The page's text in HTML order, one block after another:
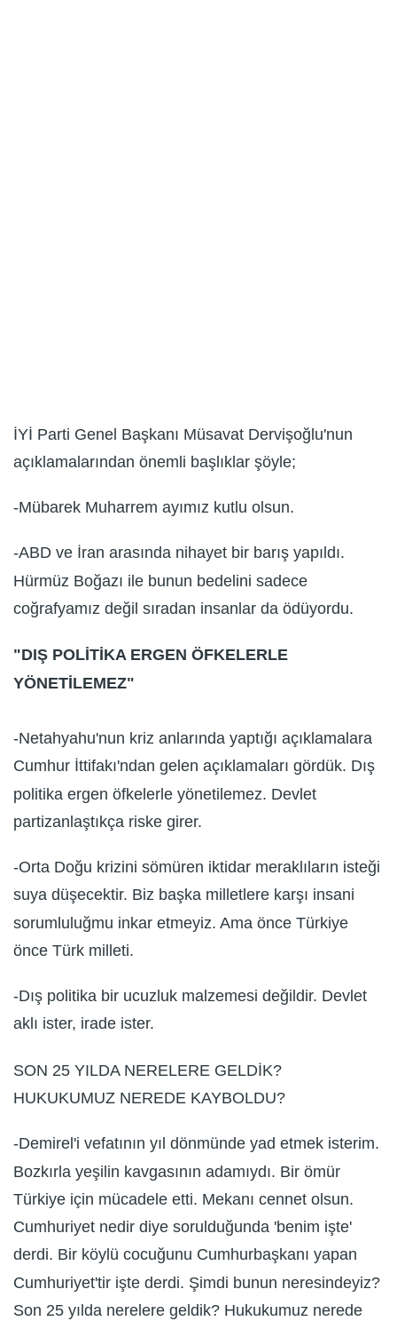
İYİ Parti Genel Başkanı Müsavat Dervişoğlu'nun
açıklamalarından önemli başlıklar şöyle;
-Mübarek Muharrem ayımız kutlu olsun.
-ABD ve İran arasında nihayet bir barış yapıldı.
Hürmüz Boğazı ile bunun bedelini sadece
coğrafyamız değil sıradan insanlar da ödüyordu.
"DIŞ POLİTİKA ERGEN ÖFKELERLE
YÖNETİLEMEZ"
-Netahyahu'nun kriz anlarında yaptığı açıklamalara
Cumhur İttifakı'ndan gelen açıklamaları gördük. Dış
politika ergen öfkelerle yönetilemez. Devlet
partizanlaştıkça riske girer.
-Orta Doğu krizini sömüren iktidar meraklıların isteği
suya düşecektir. Biz başka milletlere karşı insani
sorumluluğmu inkar etmeyiz. Ama önce Türkiye
önce Türk milleti.
-Dış politika bir ucuzluk malzemesi değildir. Devlet
aklı ister, irade ister.
SON 25 YILDA NERELERE GELDİK?
HUKUKUMUZ NEREDE KAYBOLDU?
-Demirel'i vefatının yıl dönmünde yad etmek isterim.
Bozkırla yeşilin kavgasının adamıydı. Bir ömür
Türkiye için mücadele etti. Mekanı cennet olsun.
Cumhuriyet nedir diye sorulduğunda 'benim işte'
derdi. Bir köylü cocuğunu Cumhurbaşkanı yapan
Cumhuriyet'tir işte derdi. Şimdi bunun neresindeyiz?
Son 25 yılda nerelere geldik? Hukukumuz nerede